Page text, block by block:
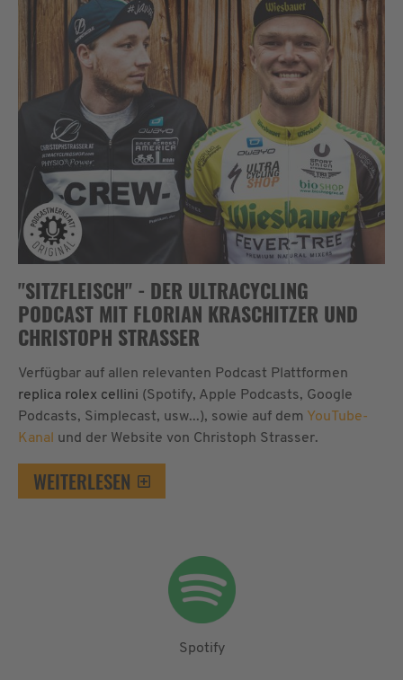
"SITZFLEISCH" - DER ULTRACYCLING
PODCAST MIT FLORIAN KRASCHITZER UND
CHRISTOPH STRASSER
Verfügbar auf allen relevanten Podcast Plattformen
replica rolex cellini (Spotify, Apple Podcasts, Google
Podcasts, Simplecast, usw...), sowie auf dem YouTube-
Kanal und der Website von Christoph Strasser.
WEITERLESEN
Spotify